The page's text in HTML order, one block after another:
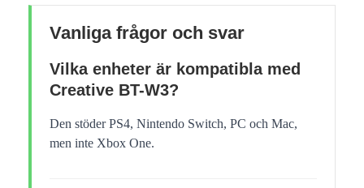
Vanliga frågor och svar
Vilka enheter är kompatibla med
Creative BT-W3?
Den stöder PS4, Nintendo Switch, PC och Mac,
men inte Xbox One.